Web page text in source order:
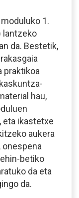
1.
lantzeko
da. Bestetik,
praktikoa
hau,
eta ikastetxe
aukera
onespena
betiko
da eta
da.